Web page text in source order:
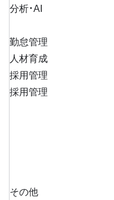
分析・AI
勤怠管理
人材育成
採用管理
採用管理
その他